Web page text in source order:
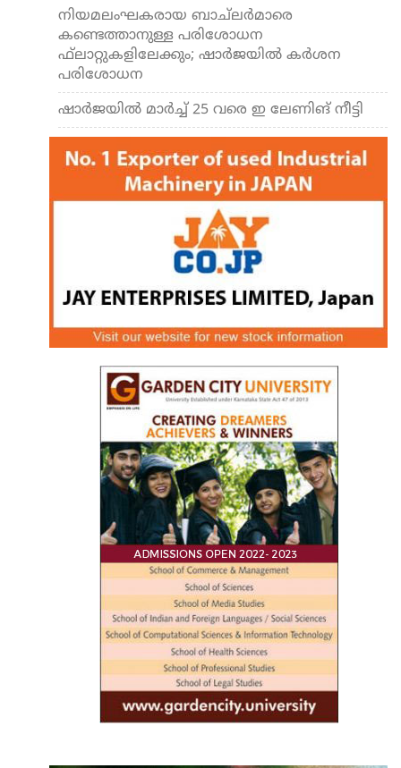
നിയമലംഘകരായ ബാച്ലര്‍മാരെ
കണ്ടെത്താനുള്ള പരിശോധന
ഫ്‌ലാറ്റുകളിലേക്കും; ഷാര്‍ജയില്‍ കര്‍ശന
പരിശോധന
ഷാര്‍ജയില്‍ മാര്‍ച്ച് 25 വരെ ഇ ലേണിങ് നീട്ടി